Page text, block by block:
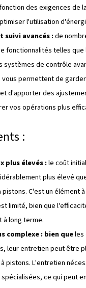
partagé ou
ADAPTÉ POUR
COMPRESSEUR